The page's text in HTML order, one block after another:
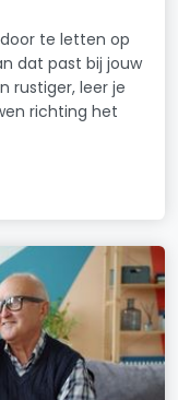
te letten op
dat past bij jouw
rustiger, leer je
richting het